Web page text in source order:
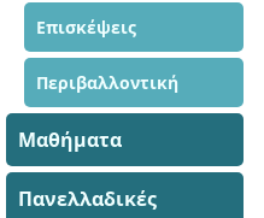
Επισκέψεις
Περιβαλλοντική
Μαθήματα
Πανελλαδικές